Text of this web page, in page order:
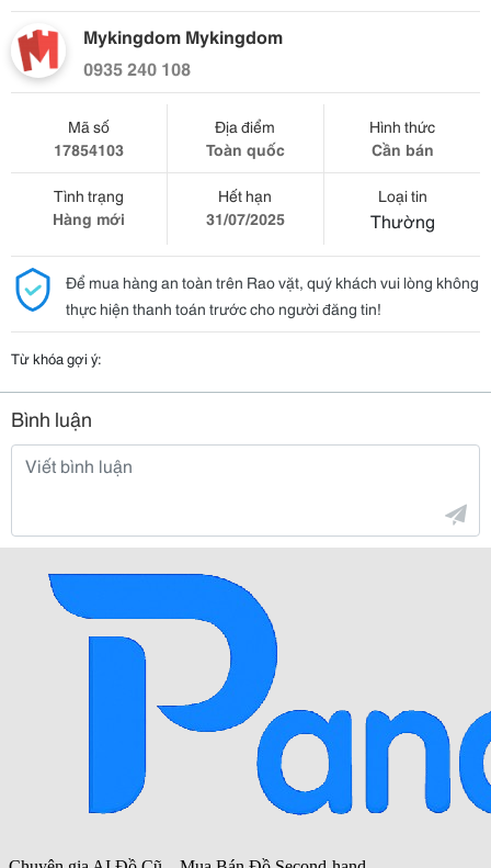
Mykingdom Mykingdom
0935 240 108
Mã số
17854103
Địa điểm
Toàn quốc
Hình thức
Cần bán
Tình trạng
Hàng mới
Hết hạn
31/07/2025
Loại tin
Thường
Để mua hàng an toàn trên Rao vặt, quý khách vui lòng không
thực hiện thanh toán trước cho người đăng tin!
Từ khóa gợi ý:
Bình luận